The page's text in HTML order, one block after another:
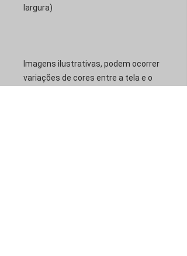
largura)
Imagens ilustrativas, podem ocorrer
variações de cores entre a tela e o